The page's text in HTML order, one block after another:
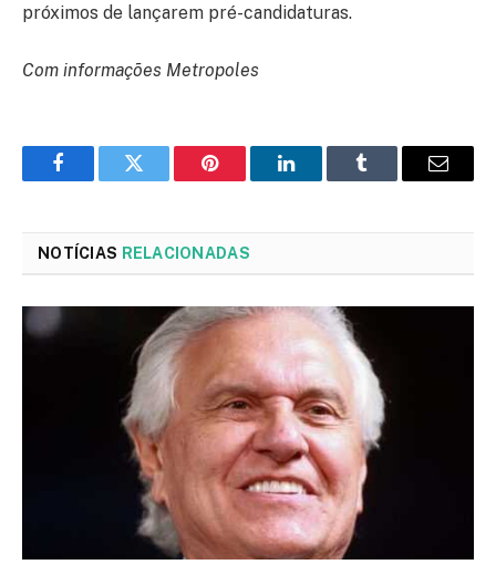
próximos de lançarem pré-candidaturas.
Com informações Metropoles
FacebookTwitter Pinterest LinkedInTumblr Email
NOTÍCIAS RELACIONADAS